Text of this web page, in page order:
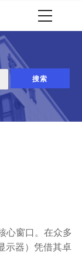
心窗口。在众多
示器）凭借其卓